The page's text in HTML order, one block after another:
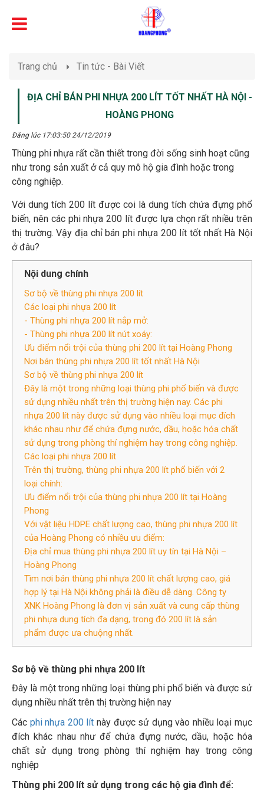
Trang chủ Tin tức - Bài Viết
ĐỊA CHỈ BÁN PHI NHỰA 200 LÍT TỐT NHẤT HÀ NỘI -
HOÀNG PHONG
Đăng lúc 17:03:50 24/12/2019
Thùng phi nhựa rất cần thiết trong đời sống sinh hoạt cũng
như trong sản xuất ở cả quy mô hộ gia đình hoặc trong
công nghiệp.
Với dung tích 200 lít được coi là dung tích chứa đựng phổ
biến, nên các phi nhựa 200 lít được lựa chọn rất nhiều trên
thị trường. Vậy địa chỉ bán phi nhựa 200 lít tốt nhất Hà Nội
ở đâu?
Nội dung chính
Sơ bộ về thùng phi nhựa 200 lít
Các loại phi nhựa 200 lít
- Thùng phi nhựa 200 lít nắp mở:
- Thùng phi nhựa 200 lít nút xoáy:
Ưu điểm nổi trội của thùng phi 200 lít tại Hoàng Phong
Nơi bán thùng phi nhựa 200 lít tốt nhất Hà Nội
Sơ bộ về thùng phi nhựa 200 lít
Đây là một trong những loại thùng phi phổ biến và được
sử dụng nhiều nhất trên thị trường hiện nay. Các phi
nhựa 200 lít này được sử dụng vào nhiều loại mục đích
khác nhau như để chứa đựng nước, dầu, hoặc hóa chất
sử dụng trong phòng thí nghiệm hay trong công nghiệp.
Các loại phi nhựa 200 lít
Trên thị trường, thùng phi nhựa 200 lít phổ biến với 2
loại chính:
Ưu điểm nổi trội của thùng phi nhựa 200 lít tại Hoàng
Phong
Với vật liệu HDPE chất lượng cao, thùng phi nhựa 200 lít
của Hoàng Phong có nhiều ưu điểm:
Địa chỉ mua thùng phi nhựa 200 lít uy tín tại Hà Nội –
Hoàng Phong
Tìm nơi bán thùng phi nhựa 200 lít chất lượng cao, giá
hợp lý tại Hà Nội không phải là điều dễ dàng. Công ty
XNK Hoàng Phong là đơn vị sản xuất và cung cấp thùng
phi nhựa dung tích đa dạng, trong đó 200 lít là sản
phẩm được ưa chuộng nhất.
Sơ bộ về thùng phi nhựa 200 lít
Đây là một trong những loại thùng phi phổ biến và được sử
dụng nhiều nhất trên thị trường hiện nay
Các phi nhựa 200 lít này được sử dụng vào nhiều loại mục
đích khác nhau như để chứa đựng nước, dầu, hoặc hóa
chất sử dụng trong phòng thí nghiệm hay trong công
nghiệp
Thùng phi 200 lít sử dụng trong các hộ gia đình để: